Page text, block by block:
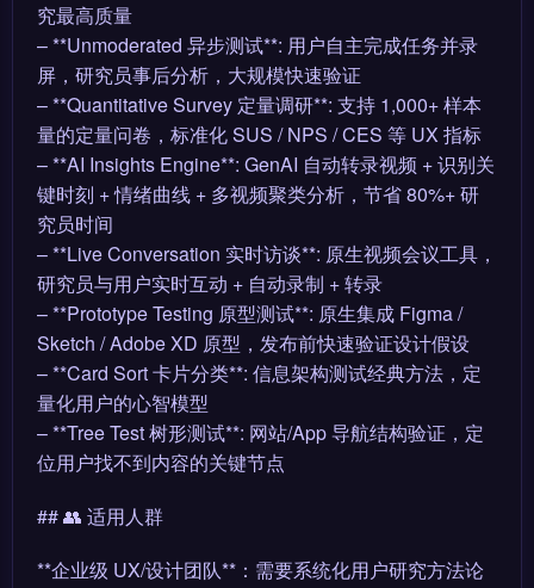
究最高质量
– **Unmoderated 异步测试**: 用户自主完成任务并录
屏，研究员事后分析，大规模快速验证
– **Quantitative Survey 定量调研**: 支持 1,000+ 样本
量的定量问卷，标准化 SUS / NPS / CES 等 UX 指标
– **AI Insights Engine**: GenAI 自动转录视频 + 识别关
键时刻 + 情绪曲线 + 多视频聚类分析，节省 80%+ 研
究员时间
– **Live Conversation 实时访谈**: 原生视频会议工具，
研究员与用户实时互动 + 自动录制 + 转录
– **Prototype Testing 原型测试**: 原生集成 Figma /
Sketch / Adobe XD 原型，发布前快速验证设计假设
– **Card Sort 卡片分类**: 信息架构测试经典方法，定
量化用户的心智模型
– **Tree Test 树形测试**: 网站/App 导航结构验证，定
位用户找不到内容的关键节点
## 👥 适用人群
**企业级 UX/设计团队**：需要系统化用户研究方法论